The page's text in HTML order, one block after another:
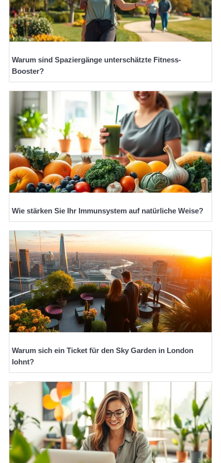
Warum sind Spaziergänge unterschätzte Fitness-
Booster?
Wie stärken Sie Ihr Immunsystem auf natürliche Weise?
Warum sich ein Ticket für den Sky Garden in London
lohnt?